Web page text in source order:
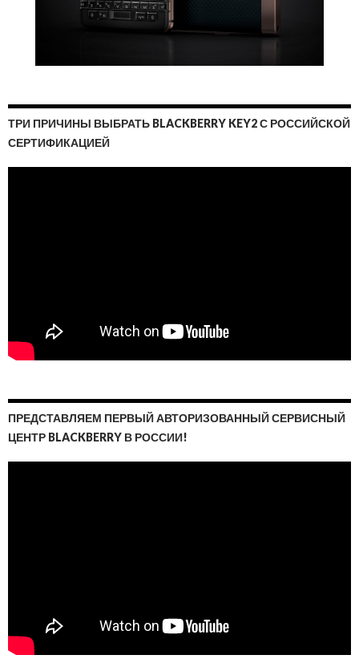
ТРИ ПРИЧИНЫ ВЫБРАТЬ BLACKBERRY KEY2 С РОССИЙСКОЙ
СЕРТИФИКАЦИЕЙ
ПРЕДСТАВЛЯЕМ ПЕРВЫЙ АВТОРИЗОВАННЫЙ СЕРВИСНЫЙ
ЦЕНТР BLACKBERRY В РОССИИ!